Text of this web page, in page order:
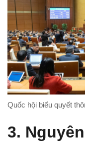
Quốc hội biểu quyết
3.